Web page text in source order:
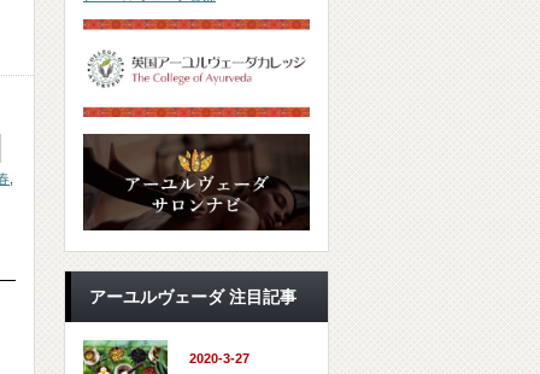
アーユルヴェーダ 注目記事
2020-3-27